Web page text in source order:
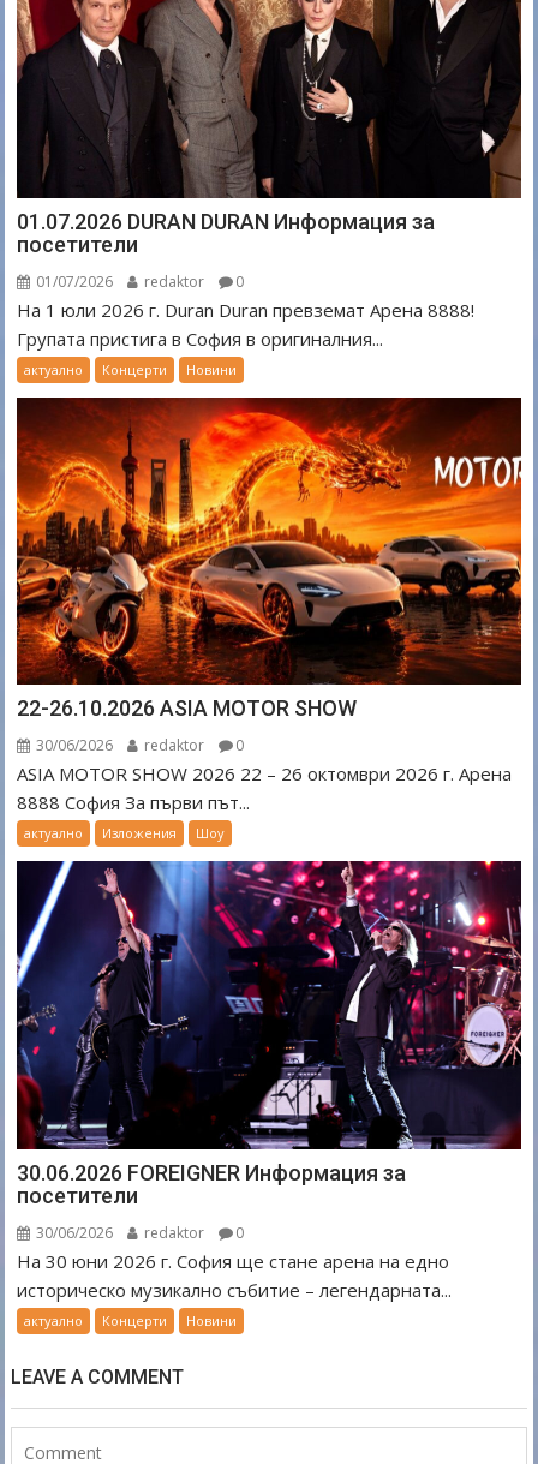
01.07.2026 DURAN DURAN Информация за
посетители
01/07/2026 redaktor 0
На 1 юли 2026 г. Duran Duran превземат Арена 8888!
Групата пристига в София в оригиналния...
актуално Концерти Новини
22-26.10.2026 ASIA MOTOR SHOW
30/06/2026 redaktor 0
ASIA MOTOR SHOW 2026 22 – 26 октомври 2026 г. Арена
8888 София За първи път...
актуално Изложения Шоу
30.06.2026 FOREIGNER Информация за
посетители
30/06/2026 redaktor 0
На 30 юни 2026 г. София ще стане арена на едно
историческо музикално събитие – легендарната...
актуално Концерти Новини
LEAVE A COMMENT